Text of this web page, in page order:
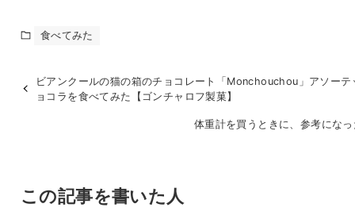
食べてみた
ビアンクールの猫の箱のチョコレート「Monchouchou」アソーテ
ョコラを食べてみた【ゴンチャロフ製菓】
体重計を買うときに、参考にな
この記事を書いた人